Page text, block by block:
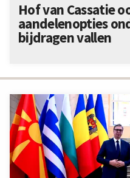
Hof van Cassatie
aandelenopties
bijdragen vallen